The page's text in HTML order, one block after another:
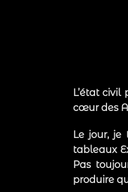
L’état
cœur des
Le jour,
tableaux
Pas
produire